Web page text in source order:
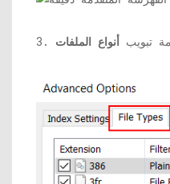
تبويب أنواع الملفات